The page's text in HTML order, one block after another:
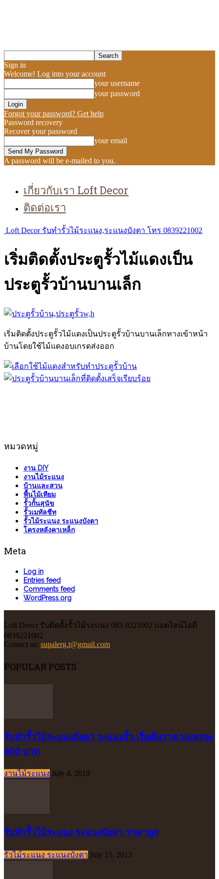
Sign in
Welcome! Log into your account
your username
your password
Forgot your password? Get help
Password recovery
Recover your password
your email
A password will be e-mailed to you.
เกี่ยวกับเรา Loft Decor
ติดต่อเรา
Loft Decor รับทำรั้วไม้ระแนง,ระแนงบังตา โทร 0839221002
เริ่มติดตั้งประตูรั้วไม้แดงเป็น
ประตูรั้วบ้านบานเล็ก
เริ่มติดตั้งประตูรั้วไม้แดงเป็นประตูรั้วบ้านบานเล็กทางเข้าหน้า
บ้านโดยใช้ไม้แดงอบเกรดส่งออก
หมวดหมู่
งาน DIY
งานไม้ระแนง
บ้านและสวน
พื้นไม้เทียม
รั้วกั้นสุนัข
รั้วเมทัลชีท
รั้วไม้ระแนง ระแนงบังตา
โครงหลังคาเหล็ก
Meta
Log in
Entries feed
Comments feed
WordPress.org
Loft Deocr รับติดตั้งรั้วไม้ระแนง 083-9221002 แอดไลน์ไอดี
0839221002
Contact us: supalerg.t@gmail.com
POPULAR POSTS
รับทำรั้วไม้ระแนงบังตา ระแนงรั้ว เริ่มต้นราคาเมตรละ
800 บาท
งานไม้ระแนง July 4, 2019
รับทำรั้วไม้ระแนง ระแนงบังตา ราคาถูก
รั้วไม้ระแนง ระแนงบังตา July 15, 2013